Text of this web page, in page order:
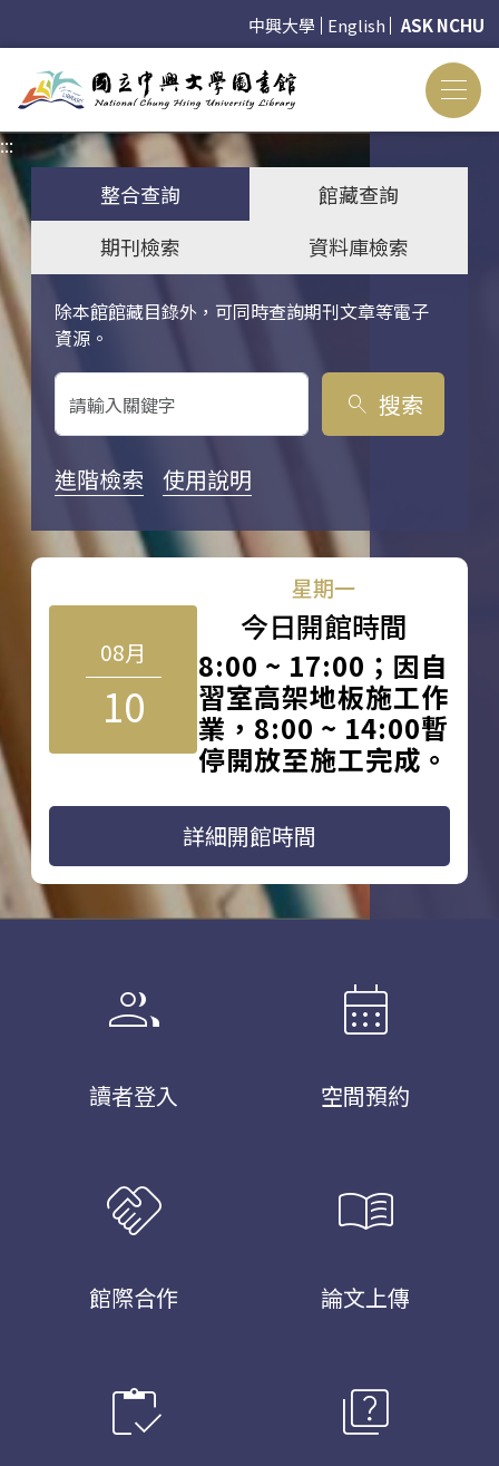
中興大學 English ASK NCHU
:::
整合查詢
館藏查詢
期刊檢索
資料庫檢索
除本館館藏目錄外，可同時查詢期刊文章等電子
資源。
關鍵字搜尋
search 搜索
進階檢索 使用說明
08月
10
星期一
今日開館時間
8:00 ~ 17:00；因自
習室高架地板施工作
業，8:00 ~ 14:00暫
停開放至施工完成。
詳細開館時間
group
讀者登入
calendar_month
空間預約
handshake
館際合作
menu_book
論文上傳
inventory quiz